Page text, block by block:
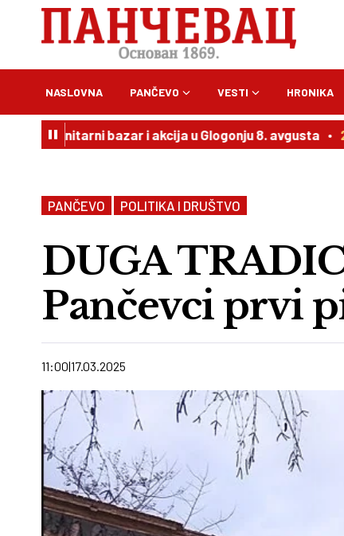
NASLOVNA PANČEVO VESTI HRONIKA
bazar i akcija u Glogonju 8. avgusta 20:54
PANČEVO POLITIKA I DRUŠTVO
DUGA
Pančevci prvi
11:00 17.03.2025